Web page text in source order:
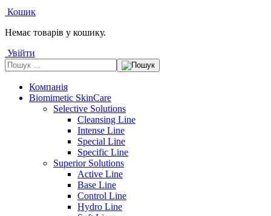
Кошик
Немає товарів у кошику.
Увійти
Компанія
Biomimetic SkinCare
Selective Solutions
Cleansing Line
Intense Line
Special Line
Specific Line
Superior Solutions
Active Line
Base Line
Control Line
Hydro Line